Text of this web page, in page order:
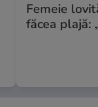
Femeie
făcea plajă: